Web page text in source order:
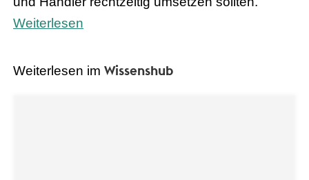
Weiterlesen
Weiterlesen im Wissenshub